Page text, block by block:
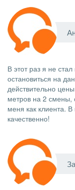
В этот раз я не
остановиться на
действительно
метров на 2 смены,
меня как клиента.
качественно!